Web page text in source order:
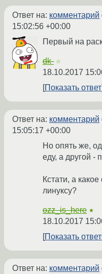
Ответ на: комментарий
15:02:56 +00:00
Первый на
dk- ☆
18.10.2017
Показать ответ
Ответ на: комментарий
15:05:17 +00:00
Но опять же,
еду, а другой -
Кстати, а
линуксу?
ozz_is_here ★
18.10.2017
Показать
Ответ на: комментарий